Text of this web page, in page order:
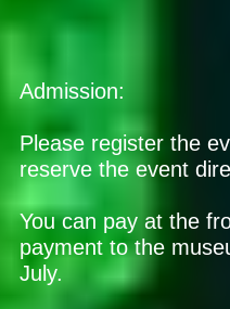
Admission:
Please register the
reserve the event
You can pay at the
payment to the
July.